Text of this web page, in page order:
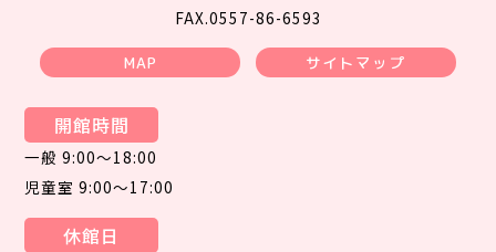
FAX.0557-86-6593
MAP サイトマップ
開館時間
一般 9:00～18:00
児童室 9:00～17:00
休館日